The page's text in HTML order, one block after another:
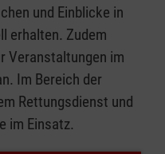
und Einblicke in
erhalten. Zudem
Veranstaltungen im
Im Bereich der
Rettungsdienst und
im Einsatz.